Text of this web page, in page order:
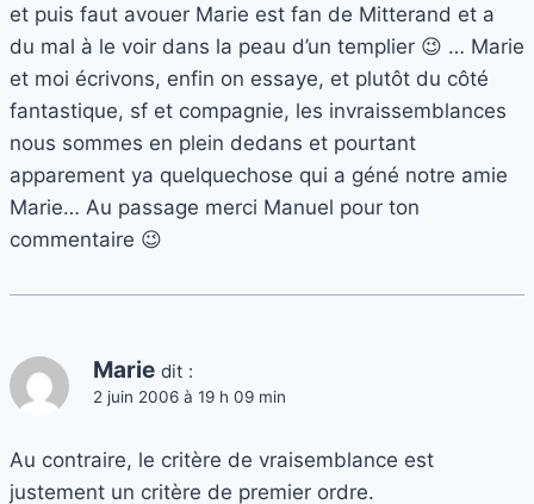
et puis faut avouer Marie est fan de Mitterand et a
du mal à le voir dans la peau d’un templier 😉 … Marie
et moi écrivons, enfin on essaye, et plutôt du côté
fantastique, sf et compagnie, les invraissemblances
nous sommes en plein dedans et pourtant
apparement ya quelquechose qui a géné notre amie
Marie… Au passage merci Manuel pour ton
commentaire 😉
Marie dit :
2 juin 2006 à 19 h 09 min
Au contraire, le critère de vraisemblance est
justement un critère de premier ordre.